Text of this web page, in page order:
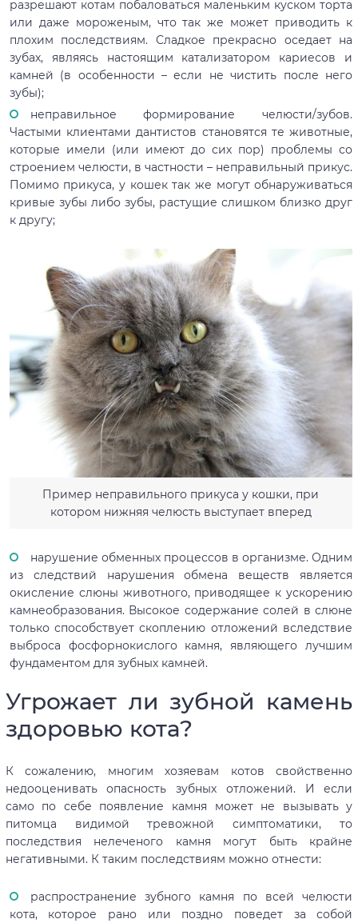
разрешают котам побаловаться маленьким куском торта
или даже мороженым, что так же может приводить к
плохим последствиям. Сладкое прекрасно оседает на
зубах, являясь настоящим катализатором кариесов и
камней (в особенности – если не чистить после него
зубы);
неправильное формирование челюсти/зубов.
Частыми клиентами дантистов становятся те животные,
которые имели (или имеют до сих пор) проблемы со
строением челюсти, в частности – неправильный прикус.
Помимо прикуса, у кошек так же могут обнаруживаться
кривые зубы либо зубы, растущие слишком близко друг
к другу;
Пример неправильного прикуса у кошки, при
котором нижняя челюсть выступает вперед
нарушение обменных процессов в организме. Одним
из следствий нарушения обмена веществ является
окисление слюны животного, приводящее к ускорению
камнеобразования. Высокое содержание солей в слюне
только способствует скоплению отложений вследствие
выброса фосфорнокислого камня, являющего лучшим
фундаментом для зубных камней.
Угрожает ли зубной камень
здоровью кота?
К сожалению, многим хозяевам котов свойственно
недооценивать опасность зубных отложений. И если
само по себе появление камня может не вызывать у
питомца видимой тревожной симптоматики, то
последствия нелеченого камня могут быть крайне
негативными. К таким последствиям можно отнести:
распространение зубного камня по всей челюсти
кота, которое рано или поздно поведет за собой